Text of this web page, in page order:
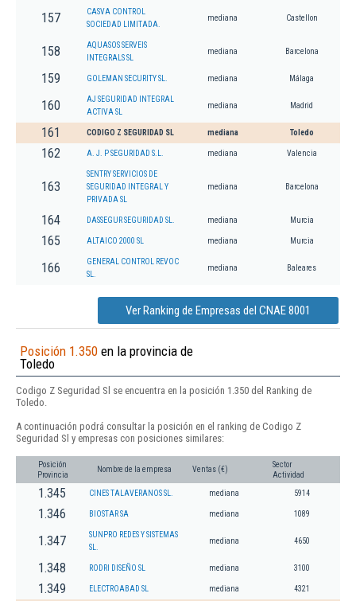
157
CASVA CONTROL
SOCIEDAD LIMITADA.
mediana Castellon
158
AQUASOS SERVEIS
INTEGRALS SL
mediana Barcelona
159 GOLEMAN SECURITY SL. mediana Málaga
160
AJ SEGURIDAD INTEGRAL
ACTIVA SL
mediana Madrid
161 CODIGO Z SEGURIDAD SL mediana Toledo
162 A. J. P SEGURIDAD S.L. mediana Valencia
163
SENTRY SERVICIOS DE
SEGURIDAD INTEGRAL Y
PRIVADA SL
mediana Barcelona
164 DASSEGUR SEGURIDAD SL. mediana Murcia
165 ALTAICO 2000 SL mediana Murcia
166
GENERAL CONTROL REVOC
SL.
mediana Baleares
Ver Ranking de Empresas del CNAE 8001
Posición 1.350 en la provincia de
Toledo
Codigo Z Seguridad Sl se encuentra en la posición 1.350 del Ranking de
Toledo.
A continuación podrá consultar la posición en el ranking de Codigo Z
Seguridad Sl y empresas con posiciones similares:
Posición
Provincia
Nombre de la empresa Ventas (€)
Sector
Actividad
1.345 CINES TALAVERANOS SL. mediana 5914
1.346 BIOSTAR SA mediana 1089
1.347
SUNPRO REDES Y SISTEMAS
SL.
mediana 4650
1.348 RODRI DISEÑO SL mediana 3100
1.349 ELECTROABAD SL mediana 4321